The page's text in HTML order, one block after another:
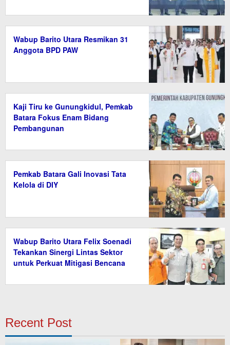
Wabup Barito Utara Resmikan 31
Anggota BPD PAW
Kaji Tiru ke Gunungkidul, Pemkab
Batara Fokus Enam Bidang
Pembangunan
Pemkab Batara Gali Inovasi Tata
Kelola di DIY
Wabup Barito Utara Felix Soenadi
Tekankan Sinergi Lintas Sektor
untuk Perkuat Mitigasi Bencana
Recent Post